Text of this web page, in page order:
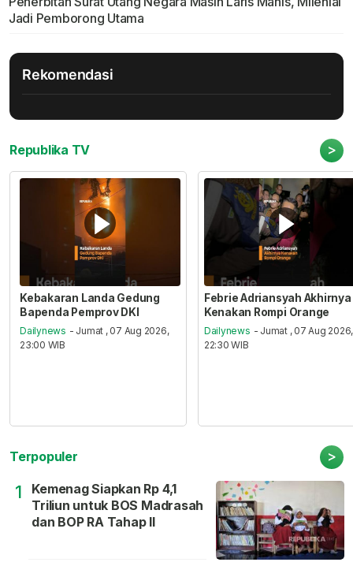
Jadi Pemborong Utama
Rekomendasi
Republika TV >
Kebakaran Landa Gedung
Bapenda Pemprov DKI
Dailynews - Jumat , 07 Aug 2026,
23:00 WIB
Febrie Adriansyah Akhirnya
Kenakan Rompi Orange
Dailynews - Jumat , 07 Aug 2026,
22:30 WIB
Terpopuler >
1
Kemenag Siapkan Rp 4,1
Triliun untuk BOS Madrasah
dan BOP RA Tahap II